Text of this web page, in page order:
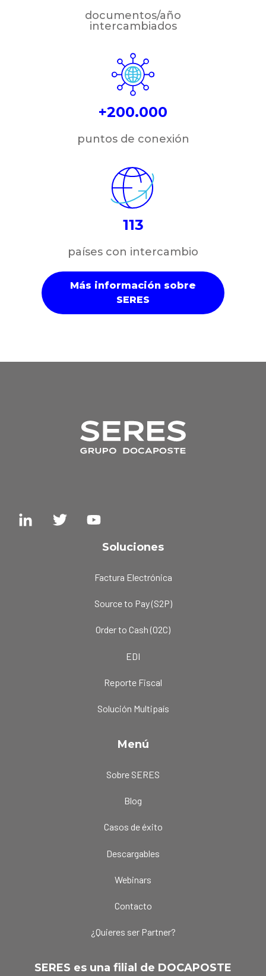
documentos/año
intercambiados
+200.000
puntos de conexión
113
países con intercambio
Más información sobre
SERES
Soluciones
Factura Electrónica
Source to Pay (S2P)
Order to Cash (O2C)
EDI
Reporte Fiscal
Solución Multipaís
Menú
Sobre SERES
Blog
Casos de éxito
Descargables
Webinars
Contacto
¿Quieres ser Partner?
SERES es una filial de DOCAPOSTE